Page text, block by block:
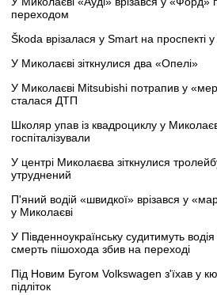
переходом
Škoda врізалася у Smart на проспекті
У Миколаєві зіткнулися два «Опелі»
У Миколаєві Mitsubishi потрапив у
сталася ДТП
Школяр упав із квадроциклу у
госпіталізували
У центрі Миколаєва зіткнулися
утруднений
П'яний водій «швидкої» врізався у
у Миколаєві
У Південноукраїнську судитимуть
смерть пішохода збив на переході
Під Новим Бугом Volkswagen з'їхав у
підліток